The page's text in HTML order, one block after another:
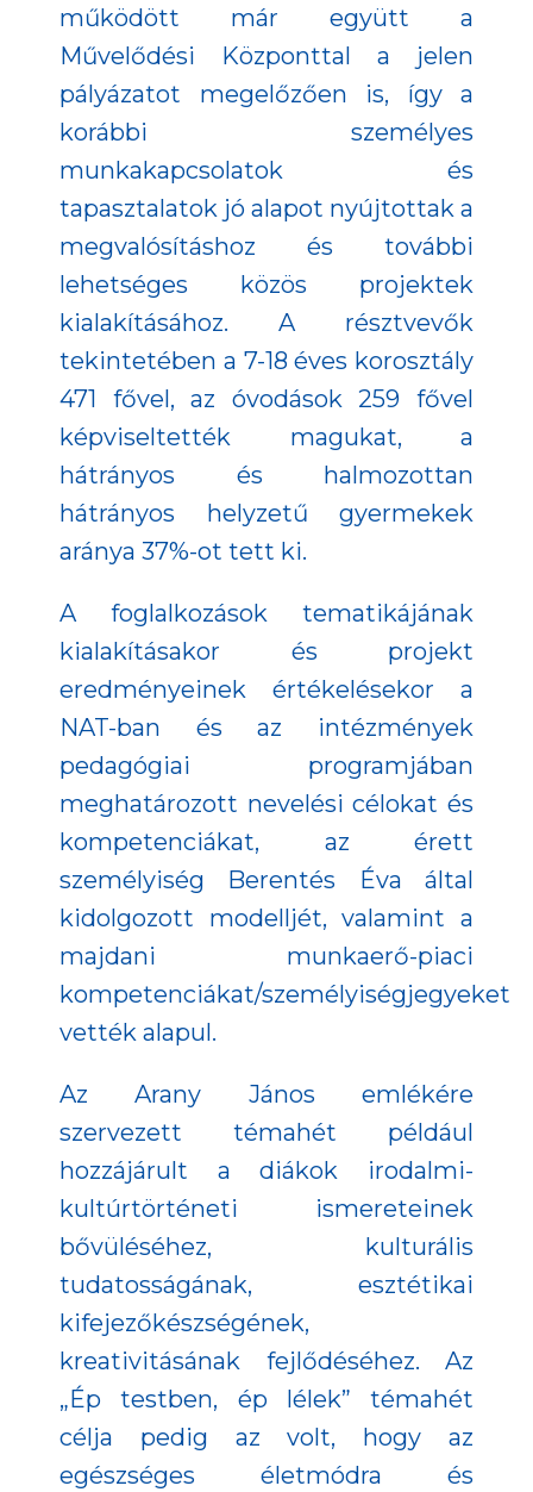
működött már együtt a
Művelődési Központtal a jelen
pályázatot megelőzően is, így a
korábbi személyes
munkakapcsolatok és
tapasztalatok jó alapot nyújtottak a
megvalósításhoz és további
lehetséges közös projektek
kialakításához. A résztvevők
tekintetében a 7-18 éves korosztály
471 fővel, az óvodások 259 fővel
képviseltették magukat, a
hátrányos és halmozottan
hátrányos helyzetű gyermekek
aránya 37%-ot tett ki.
A foglalkozások tematikájának
kialakításakor és projekt
eredményeinek értékelésekor a
NAT-ban és az intézmények
pedagógiai programjában
meghatározott nevelési célokat és
kompetenciákat, az érett
személyiség Berentés Éva által
kidolgozott modelljét, valamint a
majdani munkaerő-piaci
kompetenciákat/személyiségjegyeket
vették alapul.
Az Arany János emlékére
szervezett témahét például
hozzájárult a diákok irodalmi-
kultúrtörténeti ismereteinek
bővüléséhez, kulturális
tudatosságának, esztétikai
kifejezőkészségének,
kreativitásának fejlődéséhez. Az
„Ép testben, ép lélek” témahét
célja pedig az volt, hogy az
egészséges életmódra és